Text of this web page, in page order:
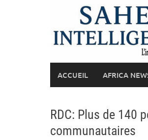
ACCUEIL AFRICA
RDC: Plus de 140
communautaires